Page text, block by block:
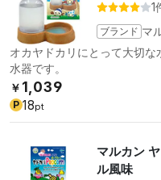
1
ブランド マ
オカヤドカリにとって大切
水器です。
￥ 1,039
P 18pt
マルカン
ル風味